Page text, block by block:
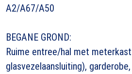
A2/A67/A50
BEGANE GROND:
Ruime entree/hal met
glasvezelaansluiting),